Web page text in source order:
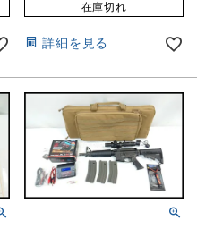
在庫切れ
詳細を見る